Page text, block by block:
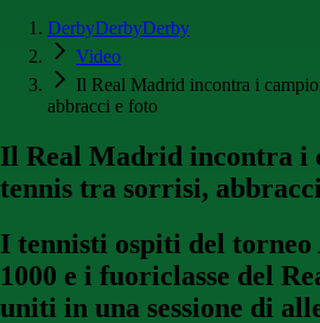
DerbyDerbyDerby
Video
Il Real Madrid incontra i
abbracci e foto
Il Real Madrid incontra i
tennis tra sorrisi,
I tennisti ospiti del
1000 e i fuoriclasse del
uniti in una sessione di